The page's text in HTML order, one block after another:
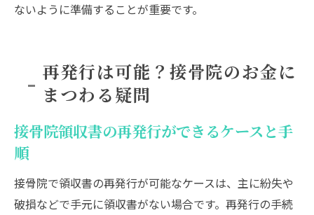
ないように準備することが重要です。
再発行は可能？接骨院のお金に
まつわる疑問
接骨院領収書の再発行ができるケースと手
順
接骨院で領収書の再発行が可能なケースは、主に紛失や
破損などで手元に領収書がない場合です。再発行の手続